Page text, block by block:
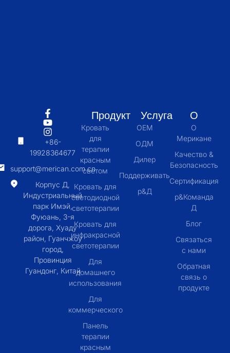
+86-
19928364677
support@merican.com.cn
Корпус Д,
Индустриальный
парк Имэй,
Фуюань, 3-я
дорога, Хуаду
район, Гуанчжоу
город,
Провинция
Гуандонг, Китай
Продукт
Кровать
для
терапии
красным
светом
Кровать для
светодиодной
светотерапии
Кровать для
инфракрасной
светотерапии
Для
домашнего
использования
Для
коммерческого
Панель
терапии
красным
Услуга
OEM
ОДМ
Дилер
Поддерживать
р&Д
О
О
Мерикане
Качество &
Безопасность
Сертификация
р&Команда
Д
Блог
Связаться
с нами
Обратная
связь о
продукте